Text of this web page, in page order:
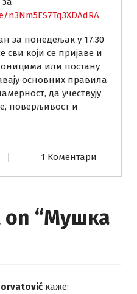
за понедељак у 17.30
сви који се пријаве и
или постану
основних правила
да учествују
поверљивост и
1 Коментари
“Мушка
каже: